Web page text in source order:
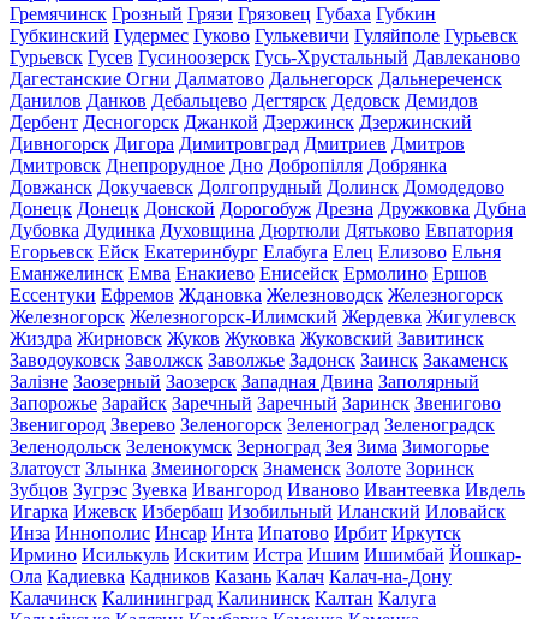
Гремячинск Грозный Грязи Грязовец Губаха Губкин
Губкинский Гудермес Гуково Гулькевичи Гуляйполе Гурьевск
Гурьевск Гусев Гусиноозерск Гусь-Хрустальный Давлеканово
Дагестанские Огни Далматово Дальнегорск Дальнереченск
Данилов Данков Дебальцево Дегтярск Дедовск Демидов
Дербент Десногорск Джанкой Дзержинск Дзержинский
Дивногорск Дигора Димитровград Дмитриев Дмитров
Дмитровск Днепрорудное Дно Добропілля Добрянка
Довжанск Докучаевск Долгопрудный Долинск Домодедово
Донецк Донецк Донской Дорогобуж Дрезна Дружковка Дубна
Дубовка Дудинка Духовщина Дюртюли Дятьково Евпатория
Егорьевск Ейск Екатеринбург Елабуга Елец Елизово Ельня
Еманжелинск Емва Енакиево Енисейск Ермолино Ершов
Ессентуки Ефремов Ждановка Железноводск Железногорск
Железногорск Железногорск-Илимский Жердевка Жигулевск
Жиздра Жирновск Жуков Жуковка Жуковский Завитинск
Заводоуковск Заволжск Заволжье Задонск Заинск Закаменск
Залізне Заозерный Заозерск Западная Двина Заполярный
Запорожье Зарайск Заречный Заречный Заринск Звенигово
Звенигород Зверево Зеленогорск Зеленоград Зеленоградск
Зеленодольск Зеленокумск Зерноград Зея Зима Зимогорье
Златоуст Злынка Змеиногорск Знаменск Золоте Зоринск
Зубцов Зугрэс Зуевка Ивангород Иваново Ивантеевка Ивдель
Игарка Ижевск Избербаш Изобильный Иланский Иловайск
Инза Иннополис Инсар Инта Ипатово Ирбит Иркутск
Ирмино Исилькуль Искитим Истра Ишим Ишимбай Йошкар-
Ола Кадиевка Кадников Казань Калач Калач-на-Дону
Калачинск Калининград Калининск Калтан Калуга